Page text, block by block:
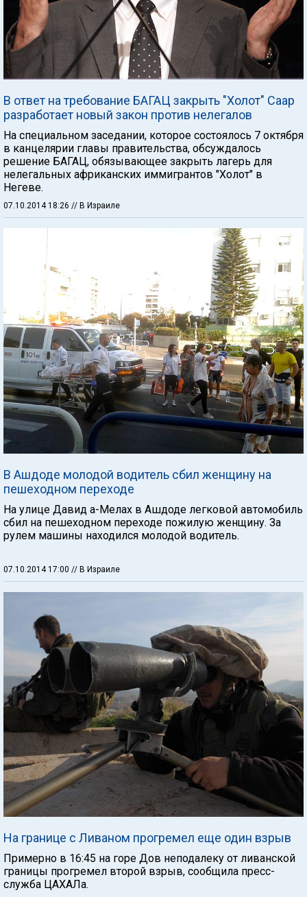
В ответ на требование БАГАЦ закрыть "Холот" Саар
разработает новый закон против нелегалов
На специальном заседании, которое состоялось 7 октября
в канцелярии главы правительства, обсуждалось
решение БАГАЦ, обязывающее закрыть лагерь для
нелегальных африканских иммигрантов "Холот" в
Негеве.
07.10.2014 18:26 // В Израиле
В Ашдоде молодой водитель сбил женщину на
пешеходном переходе
На улице Давид а-Мелах в Ашдоде легковой автомобиль
сбил на пешеходном переходе пожилую женщину. За
рулем машины находился молодой водитель.
07.10.2014 17:00 // В Израиле
На границе с Ливаном прогремел еще один взрыв
Примерно в 16:45 на горе Дов неподалеку от ливанской
границы прогремел второй взрыв, сообщила пресс-
служба ЦАХАЛа.